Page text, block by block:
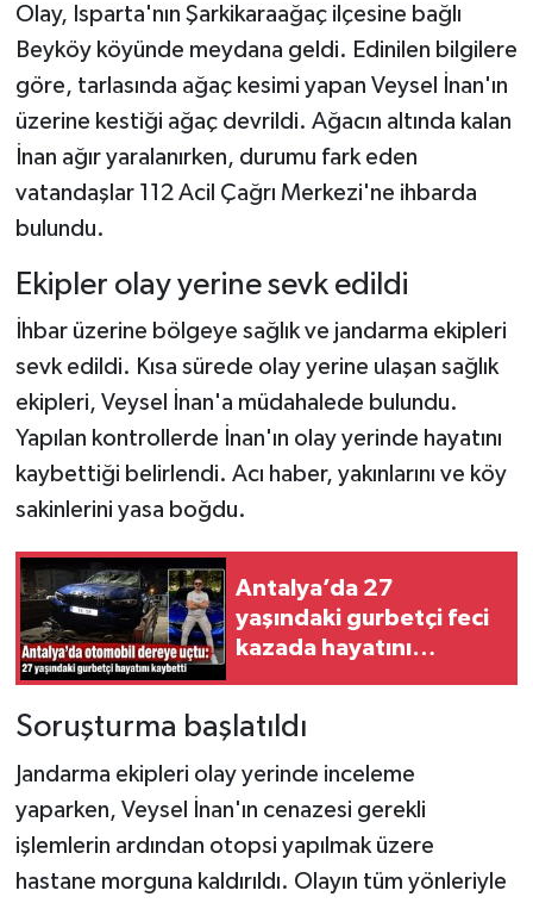
Olay, Isparta'nın Şarkikaraağaç ilçesine bağlı
Beyköy köyünde meydana geldi. Edinilen bilgilere
göre, tarlasında ağaç kesimi yapan Veysel İnan'ın
üzerine kestiği ağaç devrildi. Ağacın altında kalan
İnan ağır yaralanırken, durumu fark eden
vatandaşlar 112 Acil Çağrı Merkezi'ne ihbarda
bulundu.
Ekipler olay yerine sevk edildi
İhbar üzerine bölgeye sağlık ve jandarma ekipleri
sevk edildi. Kısa sürede olay yerine ulaşan sağlık
ekipleri, Veysel İnan'a müdahalede bulundu.
Yapılan kontrollerde İnan'ın olay yerinde hayatını
kaybettiği belirlendi. Acı haber, yakınlarını ve köy
sakinlerini yasa boğdu.
Antalya’da 27
yaşındaki gurbetçi feci
kazada hayatını
Soruşturma başlatıldı
Jandarma ekipleri olay yerinde inceleme
yaparken, Veysel İnan'ın cenazesi gerekli
işlemlerin ardından otopsi yapılmak üzere
hastane morguna kaldırıldı. Olayın tüm yönleriyle